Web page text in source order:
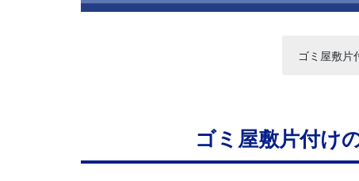
ゴミ屋敷片
ゴミ屋敷片付け